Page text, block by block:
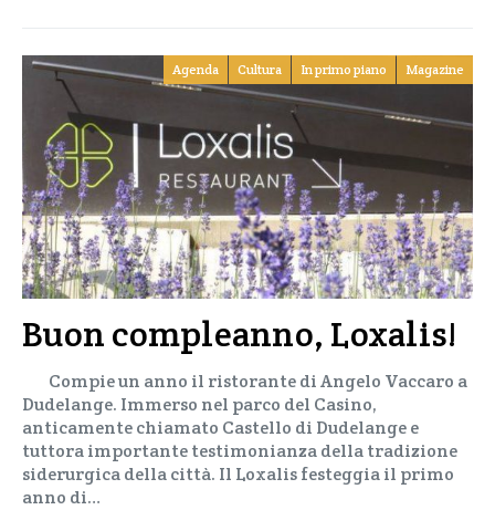
Agenda Cultura In primo piano Magazine
Buon compleanno, Loxalis!
Compie un anno il ristorante di Angelo Vaccaro a
Dudelange. Immerso nel parco del Casino,
anticamente chiamato Castello di Dudelange e
tuttora importante testimonianza della tradizione
siderurgica della città. Il Loxalis festeggia il primo
anno di…